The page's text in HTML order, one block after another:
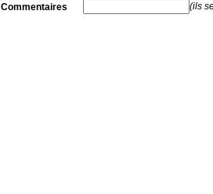
Commentaires (ils